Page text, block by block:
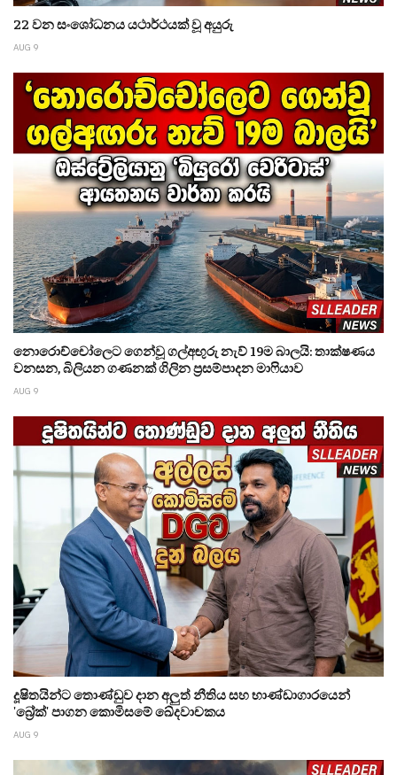
22 වන සංශෝධනය යථාර්ථයක් වූ අයුරු
AUG 9
නොරොච්චෝලෙට ගෙන්වූ ගල්අඟුරු නැව් 19ම බාලයි: තාක්ෂණය
වනසන, බිලියන ගණනක් ගිලින ප්‍රසම්පාදන මාෆියාව
AUG 9
දූෂිතයින්ට තොණ්ඩුව දාන අලුත් නීතිය සහ භාණ්ඩාගාරයෙන්
'බ්‍රේක්' පාගන කොමිසමේ ඛේදවාචකය
AUG 9